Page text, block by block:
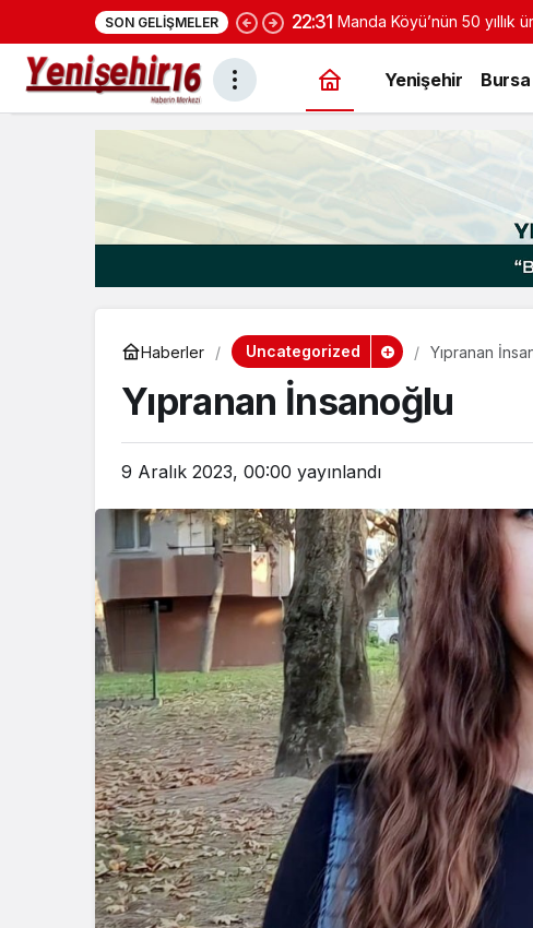
SON GELIŞMELER 22:31 Manda Köyü’nün 50 yıllık
Yenişehir
Haberler Uncategorized Yıpranan
Yıpranan İnsanoğlu
9 Aralık 2023, 00:00 yayınlandı